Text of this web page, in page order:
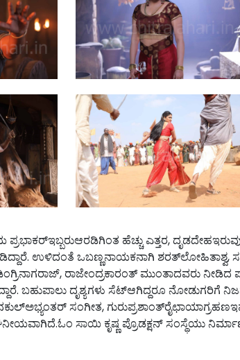
ಹೆಚ್ಚು ಎತ್ತರ,
ಉಳಿದಂತೆ ಒಬಣ್ಣನಾಯಕನಾಗಿ ಶರತ್‌ಲೋಹಿತಾಶ್ವ,
ರಾಜೇಂದ್ರಕಾರಂತ್ ಮುಂತಾದವರು ನೀಡಿದ
ಬಹುಪಾಲು ದೃಶ್ಯಗಳು ಸೆಟ್‌ಆಗಿದ್ದರೂ ನೋಡುಗರಿಗೆ
ಸಂಗೀತ,
ಸಾಯಿ ಕೃಷ್ಣ ಪ್ರೊಡಕ್ಷನ್ ಸಂಸ್ಥೆಯು